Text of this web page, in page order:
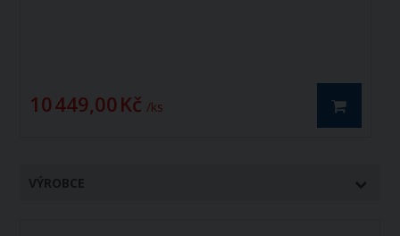
10 449,00 Kč / ks
VÝROBCE